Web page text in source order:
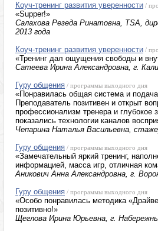
Коуч-тренинг развития уверенности /
«Supper!»
Салахова Резеда Ринатовна, TSA,
2013 года
Коуч-тренинг развития уверенности /
«Тренинг дал ощущения свободы и
Сатеева Ирина Александровна, г.
Гуру общения / программы выходного дня
«Понравилась общая система и
Преподаватель позитивен и открыт
профессионализм тренера и
показались технологии каналов
Чепарина Наталья Васильевна,
Гуру общения / программы выходного дня
«Замечательный яркий тренинг,
информацией, масса игр, отличная
Аникович Анна Александровна, г.
Гуру общения / программы выходного дня
«Особо понравилась методика
позитивно!»
Щеглова Ирина Юрьевна, г.